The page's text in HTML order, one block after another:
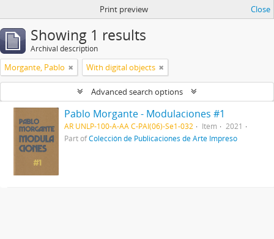
Print preview Close
Showing 1 results
Archival description
Morgante, Pablo With digital objects
Advanced search options
Pablo Morgante - Modulaciones #1
AR UNLP-100-A-AA C-PAI(06)-Se1-032 Item
2021
Part ofColección de Publicaciones de Arte Impreso